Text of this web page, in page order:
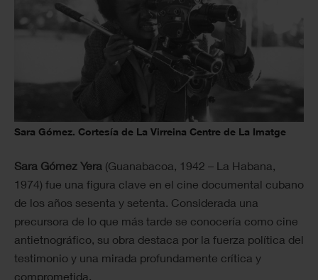
Sara Gómez. Cortesía de La Virreina Centre de La Imatge
Sara Gómez Yera (Guanabacoa, 1942 – La Habana,
1974) fue una figura clave en el cine documental cubano
de los años sesenta y setenta. Considerada una
precursora de lo que más tarde se conocería como cine
antietnográfico, su obra destaca por la fuerza política del
testimonio y una mirada profundamente crítica y
comprometida.